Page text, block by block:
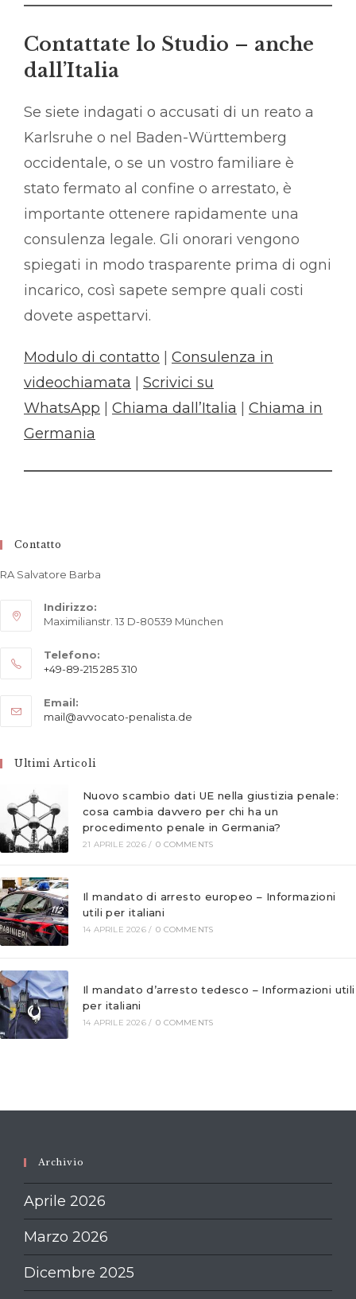
Contattate lo Studio – anche
dall’Italia
Se siete indagati o accusati di un reato a
Karlsruhe o nel Baden-Württemberg
occidentale, o se un vostro familiare è
stato fermato al confine o arrestato, è
importante ottenere rapidamente una
consulenza legale. Gli onorari vengono
spiegati in modo trasparente prima di ogni
incarico, così sapete sempre quali costi
dovete aspettarvi.
Modulo di contatto
Consulenza in
videochiamata
Scrivici su
WhatsApp
Chiama dall’Italia
Chiama in
Germania
Contatto
RA Salvatore Barba
Indirizzo:
Maximilianstr. 13 D-80539 München
Telefono:
+49-89-215 285 310
in
your
Email:
mail@avvocato-penalista.de
Ultimi Articoli
Nuovo scambio dati UE nella giustizia penale:
cosa cambia davvero per chi ha un
procedimento penale in Germania?
21 APRILE 2026 / 0 COMMENTS
Il mandato di arresto europeo – Informazioni
utili per italiani
14 APRILE 2026 / 0 COMMENTS
Il mandato d’arresto tedesco – Informazioni utili
per italiani
14 APRILE 2026 / 0 COMMENTS
Archivio
Aprile 2026
Marzo 2026
Dicembre 2025